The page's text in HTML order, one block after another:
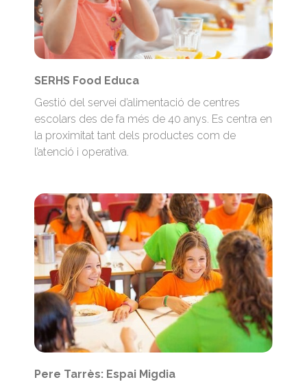
SERHS Food Educa
Gestió del servei d’alimentació de centres
escolars des de fa més de 40 anys. Es centra en
la proximitat tant dels productes com de
l’atenció i operativa.
Pere Tarrès: Espai Migdia